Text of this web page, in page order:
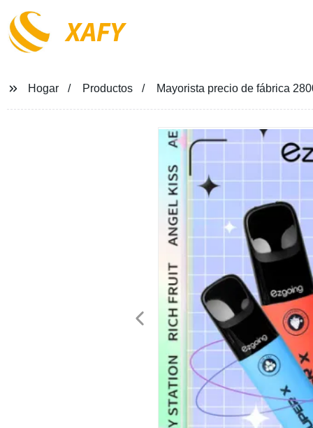
XAFY
Hogar Productos Mayorista precio de fábrica